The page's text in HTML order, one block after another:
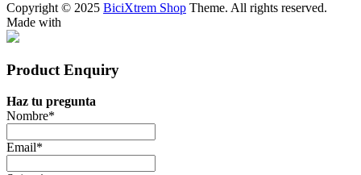
Copyright © 2025 BiciXtrem Shop Theme. All rights reserved.
Made with
Product Enquiry
Haz tu pregunta
Nombre*
Email*